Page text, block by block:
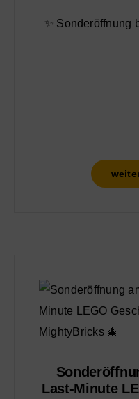
✨ Sonderöffnung
Last-Minute